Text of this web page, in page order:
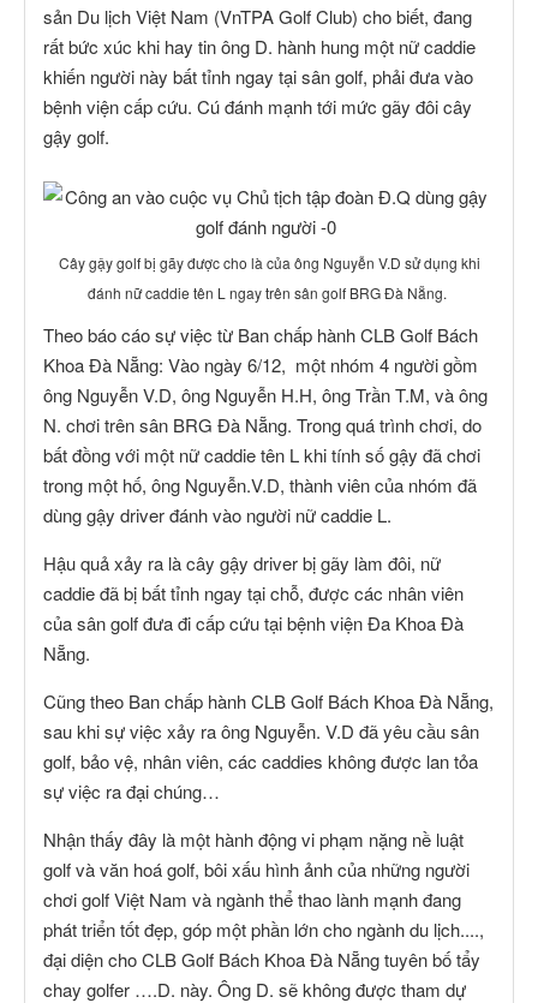
sản Du lịch Việt Nam (VnTPA Golf Club) cho biết, đang
rất bức xúc khi hay tin ông D. hành hung một nữ caddie
khiến người này bất tỉnh ngay tại sân golf, phải đưa vào
bệnh viện cấp cứu. Cú đánh mạnh tới mức gãy đôi cây
gậy golf.
Cây gậy golf bị gãy được cho là của ông Nguyễn V.D sử dụng khi
đánh nữ caddie tên L ngay trên sân golf BRG Đà Nẵng.
Theo báo cáo sự việc từ Ban chấp hành CLB Golf Bách
Khoa Đà Nẵng: Vào ngày 6/12, một nhóm 4 người gồm
ông Nguyễn V.D, ông Nguyễn H.H, ông Trần T.M, và ông
N. chơi trên sân BRG Đà Nẵng. Trong quá trình chơi, do
bất đồng với một nữ caddie tên L khi tính số gậy đã chơi
trong một hố, ông Nguyễn.V.D, thành viên của nhóm đã
dùng gậy driver đánh vào người nữ caddie L.
Hậu quả xảy ra là cây gậy driver bị gãy làm đôi, nữ
caddie đã bị bất tỉnh ngay tại chỗ, được các nhân viên
của sân golf đưa đi cấp cứu tại bệnh viện Đa Khoa Đà
Nẵng.
Cũng theo Ban chấp hành CLB Golf Bách Khoa Đà Nẵng,
sau khi sự việc xảy ra ông Nguyễn. V.D đã yêu cầu sân
golf, bảo vệ, nhân viên, các caddies không được lan tỏa
sự việc ra đại chúng…
Nhận thấy đây là một hành động vi phạm nặng nề luật
golf và văn hoá golf, bôi xấu hình ảnh của những người
chơi golf Việt Nam và ngành thể thao lành mạnh đang
phát triển tốt đẹp, góp một phần lớn cho ngành du lịch....,
đại diện cho CLB Golf Bách Khoa Đà Nẵng tuyên bố tẩy
chay golfer ….D. này. Ông D. sẽ không được tham dự